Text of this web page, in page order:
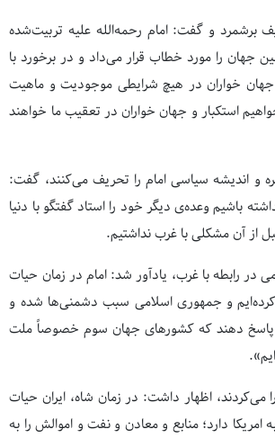
و گفت: امام رحمه‌الله علیه تربیت‌شده
جهان را مورد خطاب قرار می‌داد و در برخورد با
خواران در هیچ شرایطی موجودیت و ماهیت
استکبار و جهان خواران در تعقیب ما خواهند
و اندیشه سیاسی امام را تحریف می‌کنند، گفت:
باشیم وعده‌ی دیگر خود را استاد گفتگو با دنیا
از آن مشکلی با غرب نداشتیم.
در رابطه با غرب، یادآور شد: امام در زمان حیات
کرده‌ایم و جمهوری اسلامی سبب دشمنی‌ها شده و
دهند که کشورهای جهان سوم خصوصاً ملت
می‌کردند، اظهار داشت: در زمان شاه، ایران حیات
دارد؛ منابع و معادن و نفت و اموالش را به